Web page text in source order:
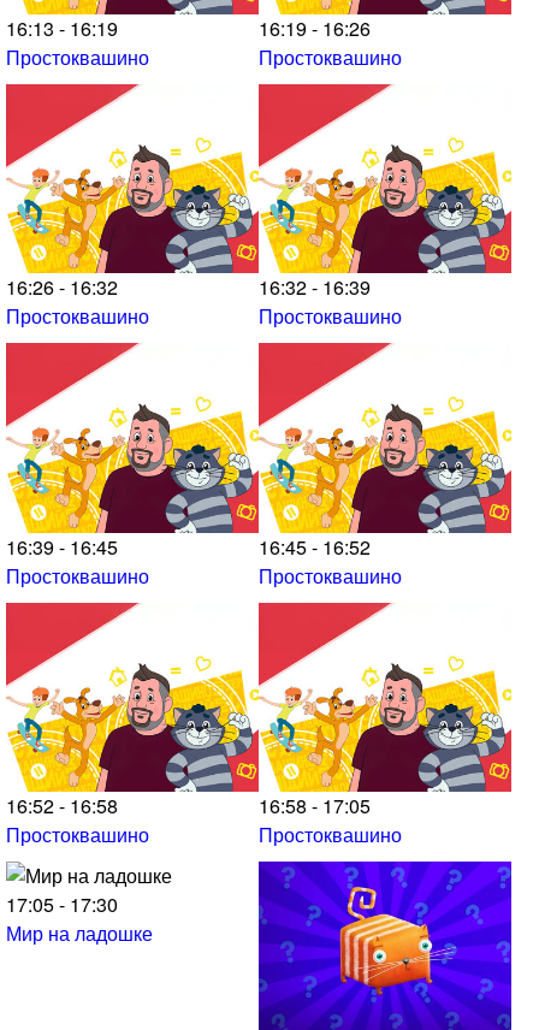
16:13 - 16:19
Простоквашино
16:19 - 16:26
Простоквашино
16:26 - 16:32
Простоквашино
16:32 - 16:39
Простоквашино
16:39 - 16:45
Простоквашино
16:45 - 16:52
Простоквашино
16:52 - 16:58
Простоквашино
16:58 - 17:05
Простоквашино
17:05 - 17:30
Мир на ладошке